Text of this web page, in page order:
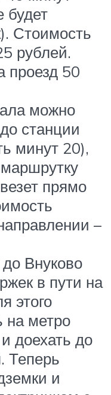
будет
Стоимость
рублей.
проезд 50
можно
станции
минут 20),
прямо
–
Внуково
в пути на
этого
на метро
доехать до
Теперь
и